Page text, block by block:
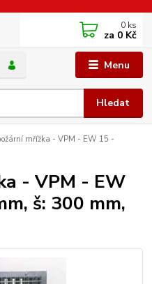
Menu
Hledat
0 ks
za 0 Kč
mřížka - VPM - EW 15 -
- VPM - EW
š: 300 mm,